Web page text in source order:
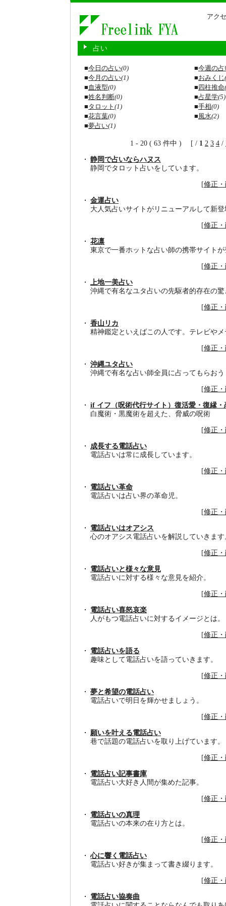
アク
占い
■今日の占い(0) ■今週の占
■今月の占い(1) ■おみくじ
■血液型(0) ■ 四柱推命
■姓名判断(0) ■占星学(5)
■タロット (1) ■手相(0)
■花言葉(0) ■風水(2)
■夢占い(1)
1 - 20 ( 63 件中 ) [ / 1 2 3 4 /
静岡で占いならハヌス
静岡でタロット占いをしています。
[修正
金運占い
大人気占いサイトがリニューアルして新登
[修正
花凛
東京で一番ホットな占い師の携帯サイト
[修正
上地一美占い
沖縄で有名なユタ占いの先駆者的存在の
[修正
香山リカ
精神鑑定といえばこの人です。テレビや
[修正
沖縄ユタ占い
沖縄で有名な占い師全員に占ってもらおう
[修正
if イフ（呪術代行サイト）復活愛・復縁・
白魔術・黒魔術を超えた、脅威の呪術
[修正
成長する電話占い
電話占いは常に成長しています。
[修正
電話占い革命
電話占いは占い界の革命児。
[修正
電話占いはオアシス
心のオアシス電話占いを解説していきます
[修正
電話占いと様々な意見
電話占いに対する様々な意見を紹介。
[修正
電話占い喜怒哀楽
人がもつ電話占いに対するイメージとは。
[修正
電話占いを語る
趣味として電話占いを語っていきます。
[修正
夢と希望の電話占い
電話占いで明日を輝かせましょう。
[修正
願いを叶える電話占い
巷で話題の電話占いを取り上げています。
[修正
電話占い記事書庫
電話占い大好き人間が集めた記事。
[修正
電話占いの真理
電話占いの本来の在り方とは。
[修正
心に響く電話占い
電話占い好きが集まって書き綴ります。
[修正
電話占い協奏曲